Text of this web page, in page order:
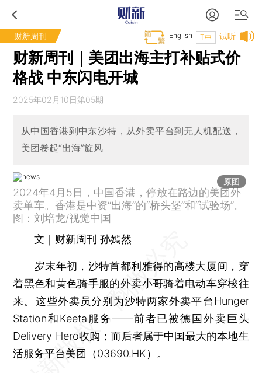
财新周刊 试听
T中
English
财新周刊｜美团出海主打补贴式价
格战 中东闪电开城
2025年02月10日第05期
从中国香港到中东沙特，从外卖平台到无人机配送，
美团卷起“出海”旋风
原图
2024年4月5日，中国香港，停放在路边的美团外
卖单车。香港是中资“出海”的“桥头堡”和“试验场”。
图：刘培龙/视觉中国
文｜财新周刊 孙嫣然
岁末年初，沙特首都利雅得的高楼大厦间，穿
着黑色和黄色骑手服的外卖小哥骑着电动车穿梭往
来。这些外卖员分别为沙特两家外卖平台Hunger
Station和Keeta服务——前者已被德国外卖巨头
Delivery Hero收购；而后者属于中国最大的本地生
活服务平台美团 （03690.HK）。